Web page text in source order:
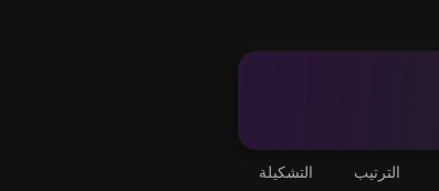
الترتيب التشكيلة